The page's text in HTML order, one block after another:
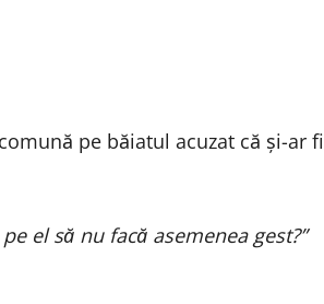
pe băiatul acuzat că și-ar fi
el să nu facă asemenea gest?”